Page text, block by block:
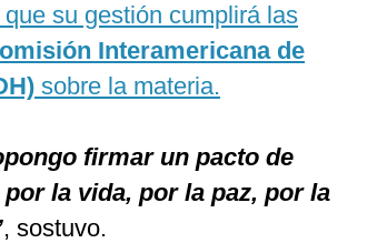
su gestión cumplirá las
Interamericana de
sobre la materia.
firmar un pacto de
la vida, por la paz, por la
, sostuvo.